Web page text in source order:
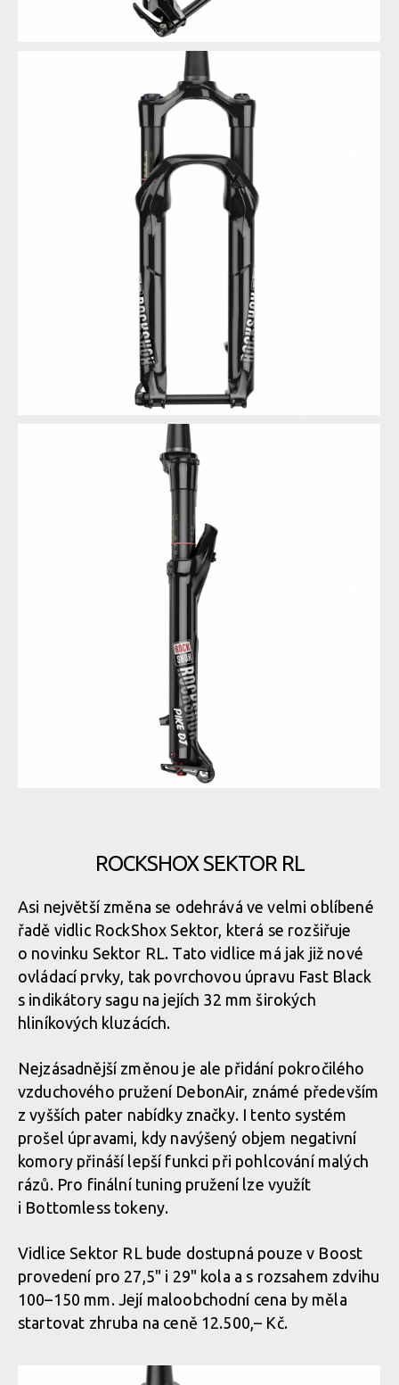
RockShox Pike DJROCKSHOX SEKTOR RL
Asi největší změna se odehrává ve velmi oblíbené
řadě vidlic RockShox Sektor, která se rozšiřuje
o novinku Sektor RL. Tato vidlice má jak již nové
ovládací prvky, tak povrchovou úpravu Fast Black
s indikátory sagu na jejích 32 mm širokých
hliníkových kluzácích.
Nejzásadnější změnou je ale přidání pokročilého
vzduchového pružení DebonAir, známé především
z vyšších pater nabídky značky. I tento systém
prošel úpravami, kdy navýšený objem negativní
komory přináší lepší funkci při pohlcování malých
rázů. Pro finální tuning pružení lze využít
i Bottomless tokeny.
Vidlice Sektor RL bude dostupná pouze v Boost
provedení pro 27,5" i 29" kola a s rozsahem zdvihu
100–150 mm. Její maloobchodní cena by měla
startovat zhruba na ceně 12.500,– Kč.